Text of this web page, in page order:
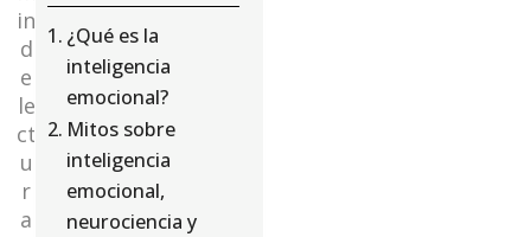
in
d
e
le
ct
u
r
a
¿Qué es la
inteligencia
emocional?
Mitos sobre
inteligencia
emocional,
neurociencia y